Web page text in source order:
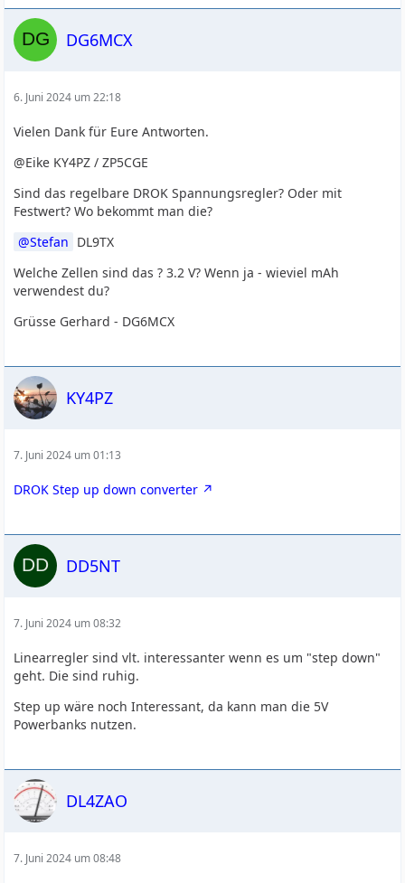
DG6MCX
6. Juni 2024 um 22:18
Vielen Dank für Eure Antworten.
@Eike KY4PZ / ZP5CGE
Sind das regelbare DROK Spannungsregler? Oder mit
Festwert? Wo bekommt man die?
Stefan DL9TX
Welche Zellen sind das ? 3.2 V? Wenn ja - wieviel mAh
verwendest du?
Grüsse Gerhard - DG6MCX
KY4PZ
7. Juni 2024 um 01:13
DROK Step up down converter
DD5NT
7. Juni 2024 um 08:32
Linearregler sind vlt. interessanter wenn es um "step down"
geht. Die sind ruhig.
Step up wäre noch Interessant, da kann man die 5V
Powerbanks nutzen.
DL4ZAO
7. Juni 2024 um 08:48